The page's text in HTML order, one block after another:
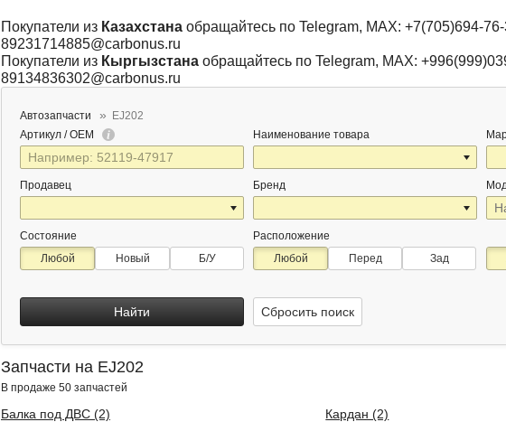
Покупатели из Казахстана обращайтесь по Telegram, MAX: +7(705)694-
89231714885@carbonus.ru
Покупатели из Кыргызстана обращайтесь по Telegram, MAX:
89134836302@carbonus.ru
Автозапчасти
EJ202
Артикул / OEM
Продавец
Наименование товара
Бренд
Состояние
Любой
Новый Б/У
Расположение
Любой
Перед Зад
Найти Сбросить поиск
Запчасти на EJ202
В продаже 50 запчастей
Балка под ДВС (2)
Кардан (2)